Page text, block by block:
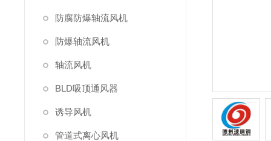
防腐防爆轴流风机
防爆轴流风机
轴流风机
BLD吸顶通风器
诱导风机
管道式离心风机